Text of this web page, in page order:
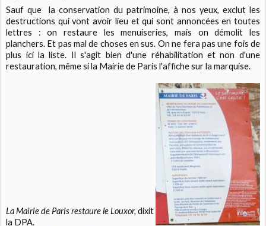
Sauf que la conservation du patrimoine, à nos yeux, exclut les
destructions qui vont avoir lieu et qui sont annoncées en toutes
lettres : on restaure les menuiseries, mais on démolit les
planchers. Et pas mal de choses en sus. On ne fera pas une fois de
plus ici la liste. Il s'agit bien d'une réhabilitation et non d'une
restauration, même si la Mairie de Paris l'affiche sur la marquise.
La Mairie de Paris restaure le Louxor, dixit
la DPA.